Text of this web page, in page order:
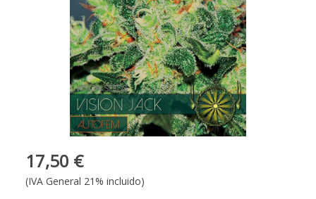
17,50 €
(IVA General 21% incluido)